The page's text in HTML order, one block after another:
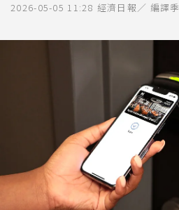
2026-05-05 11:28 經濟日報／ 編譯